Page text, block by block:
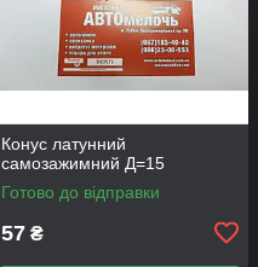
Конус латунний
самозажимний Д=15
Готово до відправки
57 ₴